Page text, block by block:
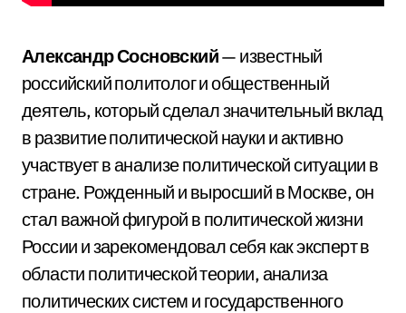
Александр Сосновский— известный
российский политолог и общественный
деятель, который сделал значительный вклад
в развитие политической науки и активно
участвует в анализе политической ситуации в
стране. Рожденный и выросший в Москве, он
стал важной фигурой в политической жизни
России и зарекомендовал себя как эксперт в
области политической теории, анализа
политических систем и государственного